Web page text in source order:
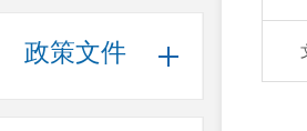
政策文件